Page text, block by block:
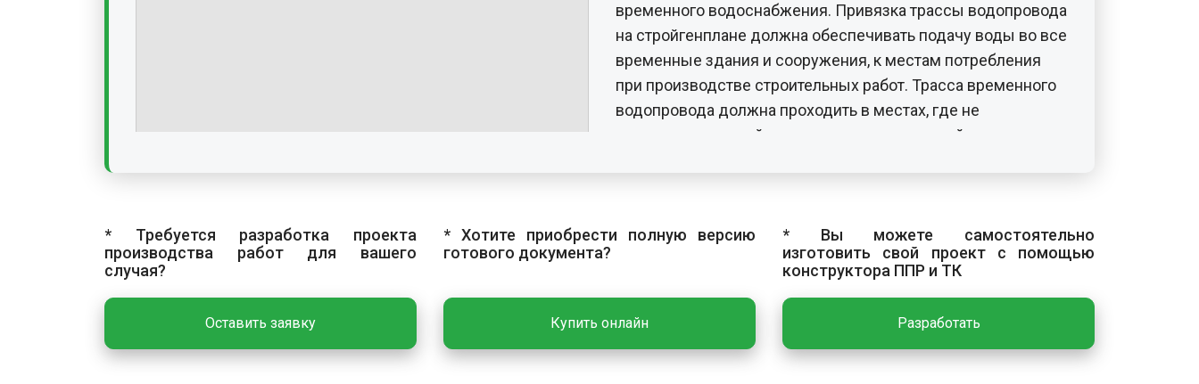
временного водоснабжения. Привязка трассы водопровода
на стройгенплане должна обеспечивать подачу воды во все
временные здания и сооружения, к местам потребления
при производстве строительных работ. Трасса временного
водопровода должна проходить в местах, где не
планируется устройство других коммуникаций, дорог,
производственным установкам и агрегатам, бытовым
помещениям, пожарным гидрантам, питьевым фонтанчикам
и другим объектам и устраиваются по кольцевой, тупиковой
или смешанной схеме.
ЗАКЛЮЧИТЕЛЬНЫЕ РАБОТЫ
* Требуется разработка проекта
производства работ для вашего
случая?
Оставить заявку
* Хотите приобрести полную версию
готового документа?
Купить онлайн
* Вы можете самостоятельно
изготовить свой проект с помощью
конструктора ППР и ТК
Разработать